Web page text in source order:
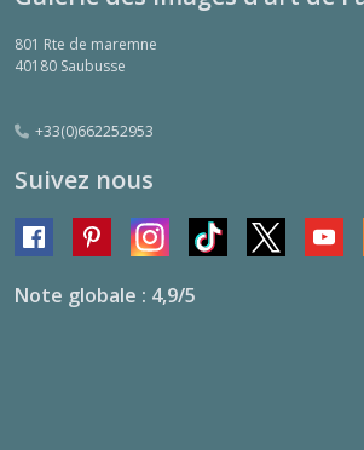
801 Rte de maremne
40180 Saubusse
+33(0)662252953
Suivez nous
Note globale : 4,9/5